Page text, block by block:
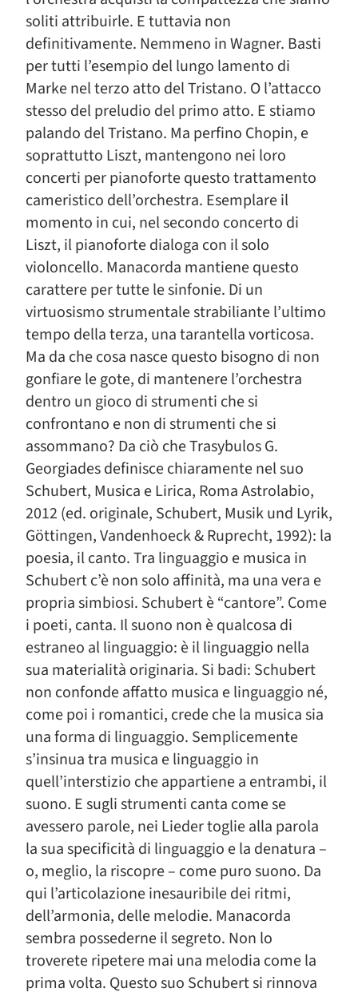
soliti attribuirle. E tuttavia non
definitivamente. Nemmeno in Wagner. Basti
per tutti l’esempio del lungo lamento di
Marke nel terzo atto del Tristano. O l’attacco
stesso del preludio del primo atto. E stiamo
palando del Tristano. Ma perfino Chopin, e
soprattutto Liszt, mantengono nei loro
concerti per pianoforte questo trattamento
cameristico dell’orchestra. Esemplare il
momento in cui, nel secondo concerto di
Liszt, il pianoforte dialoga con il solo
violoncello. Manacorda mantiene questo
carattere per tutte le sinfonie. Di un
virtuosismo strumentale strabiliante l’ultimo
tempo della terza, una tarantella vorticosa.
Ma da che cosa nasce questo bisogno di non
gonfiare le gote, di mantenere l’orchestra
dentro un gioco di strumenti che si
confrontano e non di strumenti che si
assommano? Da ciò che Trasybulos G.
Georgiades definisce chiaramente nel suo
Schubert, Musica e Lirica, Roma Astrolabio,
2012 (ed. originale, Schubert, Musik und Lyrik,
Göttingen, Vandenhoeck & Ruprecht, 1992): la
poesia, il canto. Tra linguaggio e musica in
Schubert c’è non solo affinità, ma una vera e
propria simbiosi. Schubert è “cantore”. Come
i poeti, canta. Il suono non è qualcosa di
estraneo al linguaggio: è il linguaggio nella
sua materialità originaria. Si badi: Schubert
non confonde affatto musica e linguaggio né,
come poi i romantici, crede che la musica sia
una forma di linguaggio. Semplicemente
s’insinua tra musica e linguaggio in
quell’interstizio che appartiene a entrambi, il
suono. E sugli strumenti canta come se
avessero parole, nei Lieder toglie alla parola
la sua specificità di linguaggio e la denatura –
o, meglio, la riscopre – come puro suono. Da
qui l’articolazione inesauribile dei ritmi,
dell’armonia, delle melodie. Manacorda
sembra possederne il segreto. Non lo
troverete ripetere mai una melodia come la
prima volta. Questo suo Schubert si rinnova